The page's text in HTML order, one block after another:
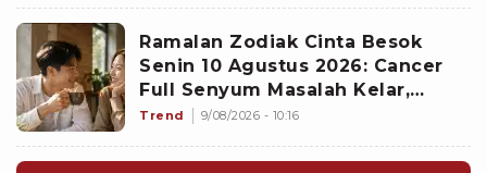
Ramalan Zodiak Cinta Besok
Senin 10 Agustus 2026: Cancer
Full Senyum Masalah Kelar,
Scorpio Awas Terprovokasi
Trend 9/08/2026 - 10:16